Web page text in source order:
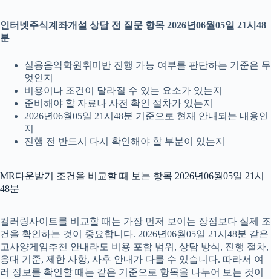
인터넷주식계좌개설 상담 전 질문 항목 2026년06월05일 21시48
분
실용음악학원취미반 진행 가능 여부를 판단하는 기준은 무
엇인지
비용이나 조건이 달라질 수 있는 요소가 있는지
준비해야 할 자료나 사전 확인 절차가 있는지
2026년06월05일 21시48분 기준으로 현재 안내되는 내용인
지
진행 전 반드시 다시 확인해야 할 부분이 있는지
MR다운받기 조건을 비교할 때 보는 항목 2026년06월05일 21시
48분
컬러링사이트를 비교할 때는 가장 먼저 보이는 장점보다 실제 조
건을 확인하는 것이 중요합니다. 2026년06월05일 21시48분 같은
고사양게임추천 안내라도 비용 포함 범위, 상담 방식, 진행 절차,
응대 기준, 제한 사항, 사후 안내가 다를 수 있습니다. 따라서 여
러 정보를 확인할 때는 같은 기준으로 항목을 나누어 보는 것이